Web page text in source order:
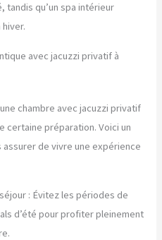
qu’un spa intérieur
avec jacuzzi privatif à
chambre avec jacuzzi privatif
certaine préparation. Voici un
de vivre une expérience
: Évitez les périodes de
d’été pour profiter pleinement